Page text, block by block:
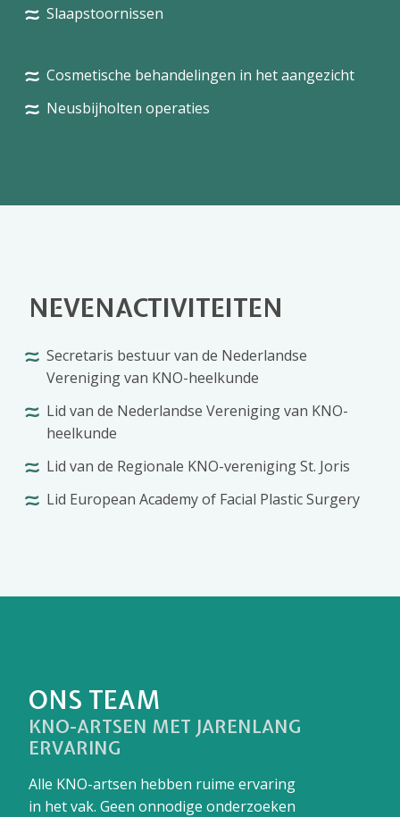
Slaapstoornissen
Cosmetische behandelingen in het aangezicht
Neusbijholten operaties
NEVENACTIVITEITEN
Secretaris bestuur van de Nederlandse
Vereniging van KNO-heelkunde
Lid van de Nederlandse Vereniging van KNO-
heelkunde
Lid van de Regionale KNO-vereniging St. Joris
Lid European Academy of Facial Plastic Surgery
ONS TEAM
KNO-ARTSEN MET JARENLANG
ERVARING
Alle KNO-artsen hebben ruime ervaring
in het vak. Geen onnodige onderzoeken